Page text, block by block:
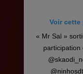
Voir
« Mr Sal »
participation